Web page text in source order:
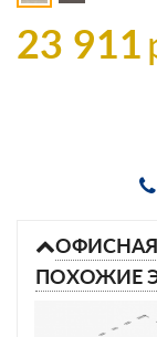
23 911
ОФИСНАЯ
ПОХОЖИЕ